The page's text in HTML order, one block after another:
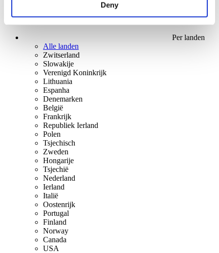
Deny
Per landen
Alle landen
Zwitserland
Slowakije
Verenigd Koninkrijk
Lithuania
Espanha
Denemarken
België
Frankrijk
Republiek Ierland
Polen
Tsjechisch
Zweden
Hongarije
Tsjechië
Nederland
Ierland
Italië
Oostenrijk
Portugal
Finland
Norway
Canada
USA